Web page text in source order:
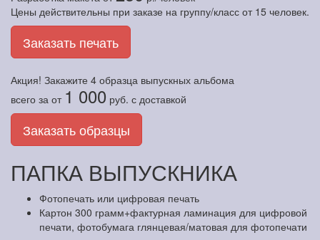
Цены действительны при заказе на группу/класс от 15 человек.
Заказать печать
Акция! Закажите 4 образца выпускных альбома
всего за от 1 000 руб. с доставкой
Заказать образцы
ПАПКА ВЫПУСКНИКА
Фотопечать или цифровая печать
Картон 300 грамм+фактурная ламинация для цифровой
печати, фотобумага глянцевая/матовая для фотопечати